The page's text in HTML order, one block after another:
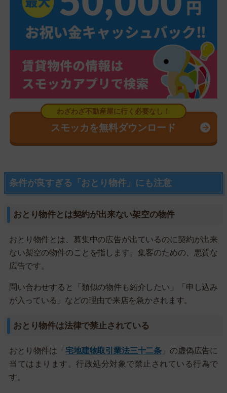
スモッカを無料ダウンロード
条件が良すぎる「おとり物件」にも注意
おとり物件とは契約が出来ない架空の物件
おとり物件とは、募集中の広告が出ているのに契約が出来
ない架空の物件のことを指します。集客のための、悪質な
広告です。
問い合わせすると「類似の物件も紹介したい」「申し込み
が入っている」などの理由で来店を急かされます。
おとり物件は法律で禁止されている
おとり物件は「 宅地建物取引業法三十二条 」の虚偽広告に
当てはまります。行政処分対象で禁止されている行為で
す。